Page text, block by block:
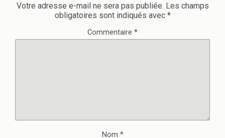
Votre adresse e-mail ne sera pas publiée. Les champs
obligatoires sont indiqués avec *
Commentaire *
Nom *